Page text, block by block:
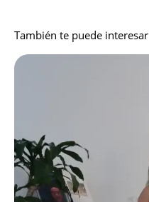
También te puede interesar